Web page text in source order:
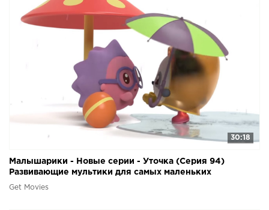
30:18
Малышарики - Новые серии - Уточка (Серия 94)
Развивающие мультики для самых маленьких
Get Movies